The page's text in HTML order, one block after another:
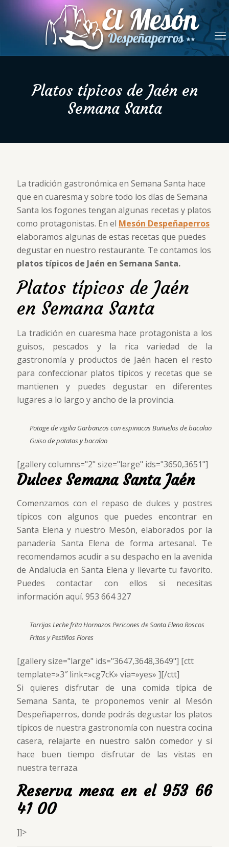
Platos típicos de Jaén en
Semana Santa
La tradición gastronómica en Semana Santa hace
que en cuaresma y sobre todo los días de Semana
Santa los fogones tengan algunas recetas y platos
como protagonistas. En el Mesón Despeñaperros
elaboramos algunas de estas recetas que puedes
degustar en nuestro restaurante. Te contamos los
platos típicos de Jaén en Semana Santa.
Platos típicos de Jaén
en Semana Santa
La tradición en cuaresma hace protagonista a los
guisos, pescados y la rica variedad de la
gastronomía y productos de Jaén hacen el resto
para confeccionar platos típicos y recetas que se
mantienen y puedes degustar en diferentes
lugares a lo largo y ancho de la provincia.
Potage de vigilia Garbanzos con espinacas Buñuelos de bacalao
Guiso de patatas y bacalao
[gallery columns="2" size="large" ids="3650,3651"]
Dulces Semana Santa Jaén
Comenzamos con el repaso de dulces y postres
típicos con algunos que puedes encontrar en
Santa Elena y nuestro Mesón, elaborados por la
panadería Santa Elena de forma artesanal. Te
recomendamos acudir a su despacho en la avenida
de Andalucía en Santa Elena y llevarte tu favorito.
Puedes contactar con ellos si necesitas
información aquí. 953 664 327
Torrijas Leche frita Hornazos Pericones de Santa Elena Roscos
Fritos y Pestiños Flores
[gallery size="large" ids="3647,3648,3649"] [ctt
template=»3″ link=»cg7cK» via=»yes» ][/ctt]
Si quieres disfrutar de una comida típica de
Semana Santa, te proponemos venir al Mesón
Despeñaperros, donde podrás degustar los platos
típicos de nuestra gastronomía con nuestra cocina
casera, relajarte en nuestro salón comedor y si
hace buen tiempo disfrutar de las vistas en
nuestra terraza.
Reserva mesa en el 953 66
41 00
]]>